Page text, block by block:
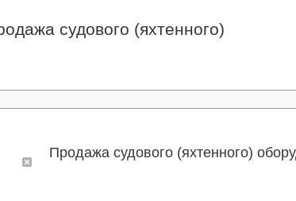
судового (яхтенного)
Продажа судового (яхтенного)